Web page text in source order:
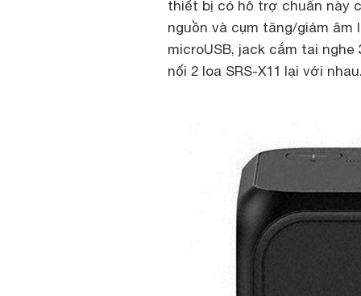
thiết bị có hỗ trợ chuẩn này
nguồn và cụm tăng/giảm
microUSB, jack cắm tai
nối 2 loa SRS-X11 lại với